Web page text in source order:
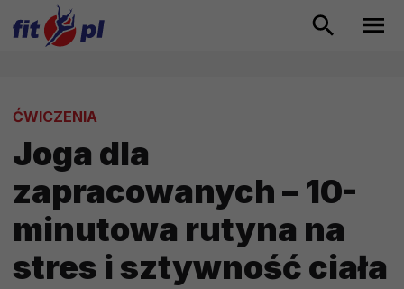
ĆWICZENIA
Joga dla
zapracowanych – 10-
minutowa rutyna na
stres i sztywność ciała